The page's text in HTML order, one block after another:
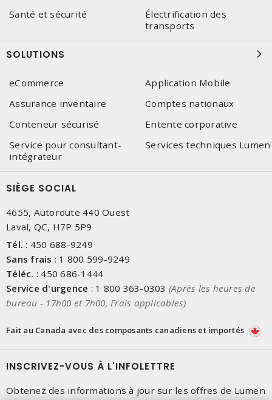
Santé et sécurité
Électrification des
transports
SOLUTIONS
eCommerce
Application Mobile
Assurance inventaire
Comptes nationaux
Conteneur sécurisé
Entente corporative
Service pour consultant-
intégrateur
Services techniques Lumen
SIÈGE SOCIAL
4655, Autoroute 440 Ouest
Laval, QC, H7P 5P9
Tél. : 450 688-9249
Sans frais : 1 800 599-9249
Téléc. : 450 686-1444
Service d'urgence : 1 800 363-0303 (Après les heures de
bureau - 17h00 et 7h00, Frais applicables)
Fait au Canada avec des composants canadiens et importés
INSCRIVEZ-VOUS À L'INFOLETTRE
Obtenez des informations à jour sur les offres de Lumen